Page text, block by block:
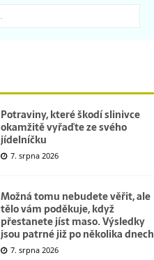
Potraviny, které škodí slinivce
okamžitě vyřaďte ze svého
jídelníčku
7. srpna 2026
Možná tomu nebudete věřit, ale
tělo vám poděkuje, když
přestanete jíst maso. Výsledky
jsou patrné již po několika dnech
7. srpna 2026